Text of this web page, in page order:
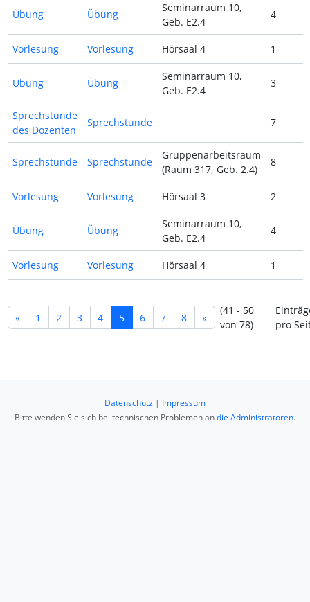
Übung Übung
Seminarraum 10,
Geb. E2.4
4
Vorlesung Vorlesung Hörsaal 4 1
Übung Übung
Seminarraum 10,
Geb. E2.4
3
Sprechstunde
des Dozenten
Sprechstunde 7
Sprechstunde Sprechstunde
Gruppenarbeitsraum
(Raum 317, Geb. 2.4)
8
Vorlesung Vorlesung Hörsaal 3 2
Übung Übung
Seminarraum 10,
Geb. E2.4
4
Vorlesung Vorlesung Hörsaal 4 1
« 1 2 3 4 5 6 7 8 »
(41 - 50
von 78)
pro
Datenschutz | Impressum
Bitte wenden Sie sich bei technischen Problemen andie Administratoren.